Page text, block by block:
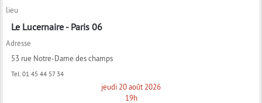
lieu
Le Lucernaire - Paris 06
Adresse
53 rue Notre-Dame des champs
Tel: 01 45 44 57 34
jeudi 20 août 2026
19h